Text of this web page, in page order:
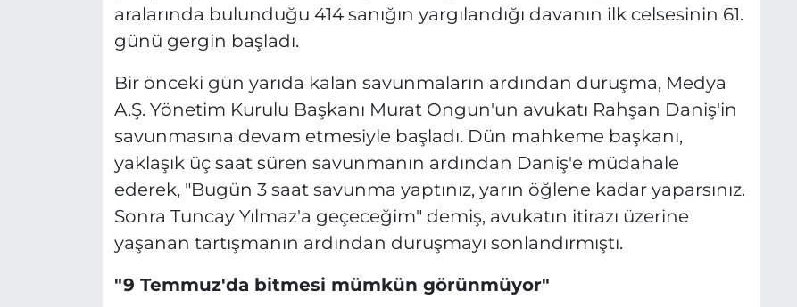
aralarında bulunduğu 414 sanığın yargılandığı davanın ilk celsesinin 61.
günü gergin başladı.
Bir önceki gün yarıda kalan savunmaların ardından duruşma, Medya
A.Ş. Yönetim Kurulu Başkanı Murat Ongun'un avukatı Rahşan Daniş'in
savunmasına devam etmesiyle başladı. Dün mahkeme başkanı,
yaklaşık üç saat süren savunmanın ardından Daniş'e müdahale
ederek, "Bugün 3 saat savunma yaptınız, yarın öğlene kadar yaparsınız.
Sonra Tuncay Yılmaz'a geçeceğim" demiş, avukatın itirazı üzerine
yaşanan tartışmanın ardından duruşmayı sonlandırmıştı.
"9 Temmuz'da bitmesi mümkün görünmüyor"